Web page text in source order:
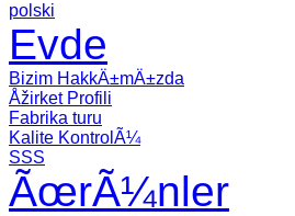
polski
Evde
Bizim HakkÄ±mÄ±zda
Åžirket Profili
Fabrika turu
Kalite KontrolÃ¼
SSS
ÃœrÃ¼nler